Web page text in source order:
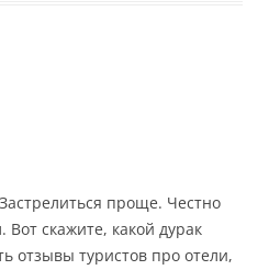
проще. Честно
скажите, какой дурак
отзывы туристов про отели,